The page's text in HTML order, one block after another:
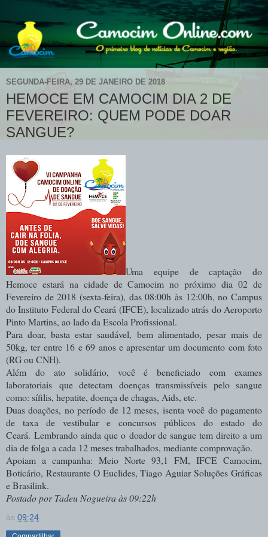
SEGUNDA-FEIRA, 29 DE JANEIRO DE 2018
HEMOCE EM CAMOCIM DIA 2 DE
FEVEREIRO: QUEM PODE DOAR
SANGUE?
Uma equipe de captação do
Hemoce estará na cidade de Camocim no próximo dia 02 de
Fevereiro de 2018 (sexta-feira), das 08:00h às 12:00h, no Campus
do Instituto Federal do Ceará (IFCE), localizado atrás do Aeroporto
Pinto Martins, ao lado da Escola Profissional.
Para doar, basta estar saudável, bem alimentado, pesar mais de
50kg, ter entre 16 e 69 anos e apresentar um documento com foto
(RG ou CNH).
Além do ato solidário, você é beneficiado com exames
laboratoriais que detectam doenças transmissíveis pelo sangue
como: sífilis, hepatite, doença de chagas, Aids, etc.
Duas doações, no período de 12 meses, isenta você do pagamento
de taxa de vestibular e concursos públicos do estado do
Ceará. Lembrando ainda que o doador de sangue tem direito a um
dia de folga a cada 12 meses trabalhados, mediante comprovação.
Apoiam a campanha: Meio Norte 93,1 FM, IFCE Camocim,
Boticário, Restaurante O Euclides, Tiago Aguiar Soluções Gráficas
e Brasilink.
Postado por Tadeu Nogueira às 09:22h
às 09:24